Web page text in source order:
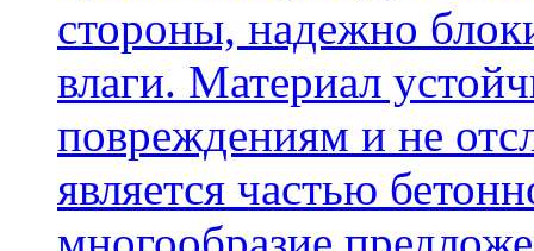
стороны, надежно
влаги. Материал
повреждениям и не
является частью